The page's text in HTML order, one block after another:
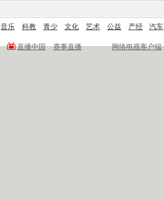
音乐 科教 青少 文化 艺术 公益 产经 汽车
直播中国 赛事直播 网络电视客户端